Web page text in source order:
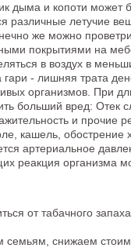
дыма и копоти
различные летучие
же можно
покрытиями на
в воздух в
гари - лишняя трата
организмов. При
больший вред: Отек
и прочие
кашель,
артериальное
реакция организма
от табачного
снижаем